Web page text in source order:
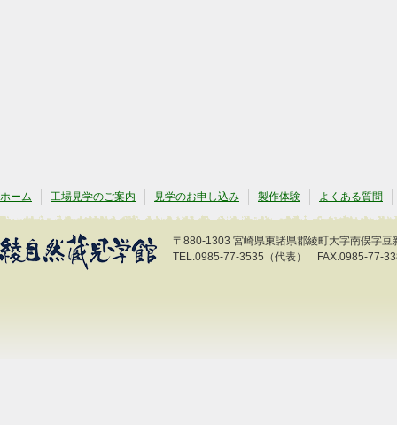
ホーム 工場見学のご案内 見学のお申し込み 製作体験 よくある質問
〒880-1303 宮崎県東諸県郡綾町大字南俣字豆
TEL.0985-77-3535（代表） FAX.0985-77-